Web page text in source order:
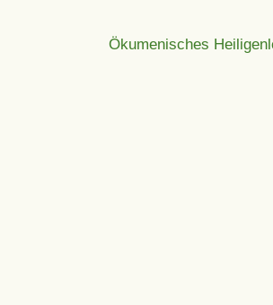
Ökumenisches